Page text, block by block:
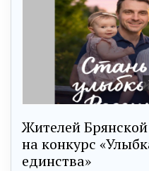
Жителей
на конкурс
единства»